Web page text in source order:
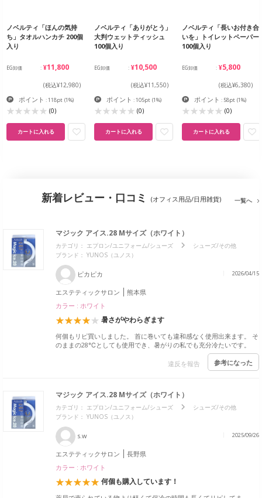
ノベルティ「ほんの気持
ち」タオルハンカチ 200個
入り
EG卸価 ¥11,800
(税込¥12,980)
ポイント : 118pt (1%)
(0)
カートに入れる
ノベルティ「ありがとう」
大判ウェットティッシュ
100個入り
EG卸価 ¥10,500
(税込¥11,550)
ポイント : 105pt (1%)
(0)
カートに入れる
ノベルティ「長いお付き合
いを」トイレットペーパー
100個入り
EG卸価 ¥5,800
(税込¥6,380)
ポイント : 58pt (1%)
(0)
カートに入れる
新着レビュー・口コミ (オフィス用品/日用雑貨) 一覧へ
マジック アイス.28 Mサイズ（ホワイト）
カテゴリ： エプロン/ユニフォーム/シューズ
シューズ/その他
ブランド： YUNOS（ユノス）
ピカピカ 2026/04/15
エステティックサロン
熊本県
カラー : ホワイト
暑さがやわらぎます
何個もリピ買いしました。 首に巻いても違和感なく使用出来ます。 そ
のままの28℃としても使用でき、暑がりの私でも充分冷たいです。
違反を報告 参考になった
マジック アイス.28 Mサイズ（ホワイト）
カテゴリ： エプロン/ユニフォーム/シューズ
シューズ/その他
ブランド： YUNOS（ユノス）
s.w 2025/09/26
エステティックサロン
長野県
カラー : ホワイト
何個も購入しています！